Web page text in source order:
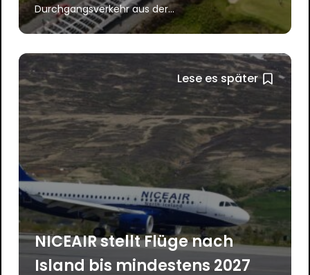
Durchgangsverkehr aus der...
Lese es später
NICEAIR stellt Flüge nach
Island bis mindestens 2027